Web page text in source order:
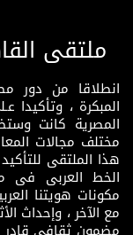
ملتقى
انطلاقا من دور
المبكرة ،
المصرية كانت
مختلف مجالات
هذا الملتقى
الخط العربى فى
مكونات هويتنا
مع الآخر ، وإحداث